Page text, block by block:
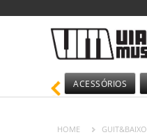
ACESSÓRIOS
HOME GUIT&BAIXO